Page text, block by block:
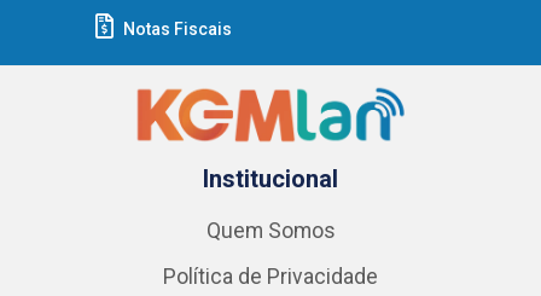
Notas Fiscais
Institucional
Quem Somos
Política de Privacidade